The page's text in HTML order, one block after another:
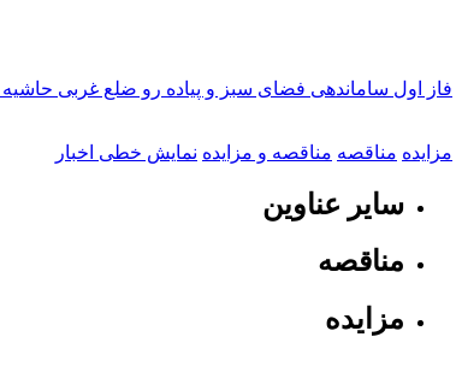
فاز اول ساماندهی فضای سبز و پیاده رو ضلع غربی حاشیه
مزایده مناقصه مناقصه و مزایده نمایش خطی اخبار
سایر عناوین
مناقصه
مزایده